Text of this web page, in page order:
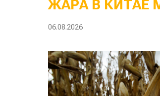
ЖАРА В КИТАЕ
06.08.2026